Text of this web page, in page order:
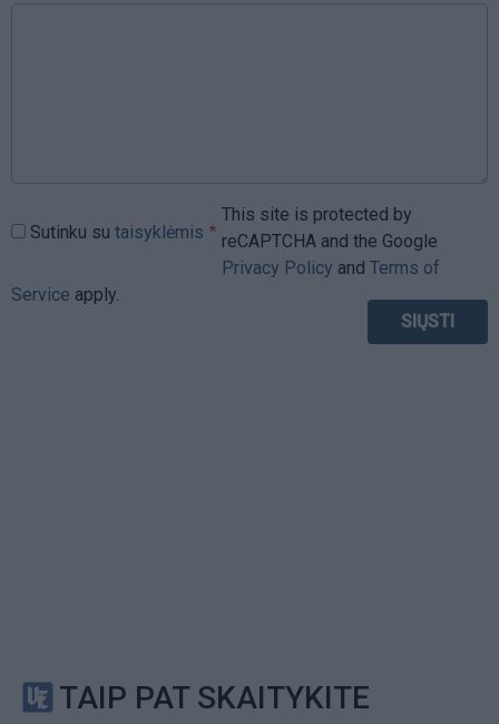
Sutinku su taisyklėmis
This site is protected by
reCAPTCHA and the Google
Privacy Policy and Terms of
Service apply.
TAIP PAT SKAITYKITE